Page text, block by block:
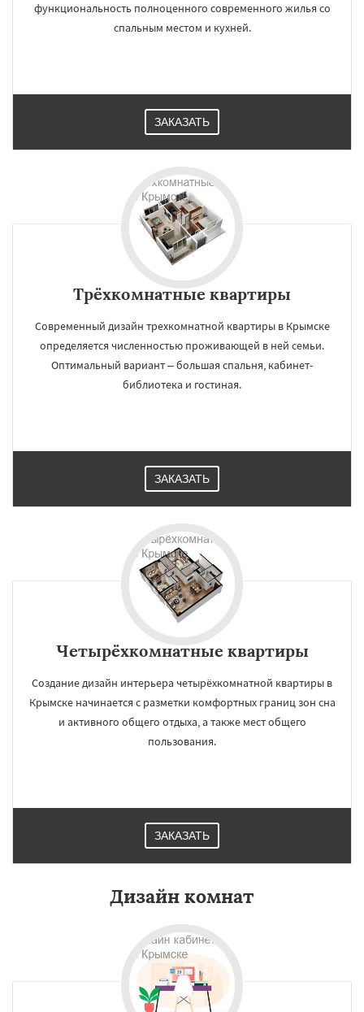
функциональность полноценного современного жилья со
спальным местом и кухней.
ЗАКАЗАТЬ
Трёхкомнатные квартиры
Современный дизайн трехкомнатной квартиры в Крымске
определяется численностью проживающей в ней семьи.
Оптимальный вариант – большая спальня, кабинет-
библиотека и гостиная.
ЗАКАЗАТЬ
Четырёхкомнатные квартиры
Создание дизайн интерьера четырёхкомнатной квартиры в
Крымске начинается с разметки комфортных границ зон сна
и активного общего отдыха, а также мест общего
пользования.
ЗАКАЗАТЬ
Дизайн комнат